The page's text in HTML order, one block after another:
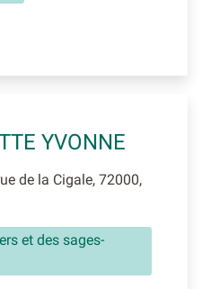
YVONNE
de la Cigale, 72000,
et des sages-